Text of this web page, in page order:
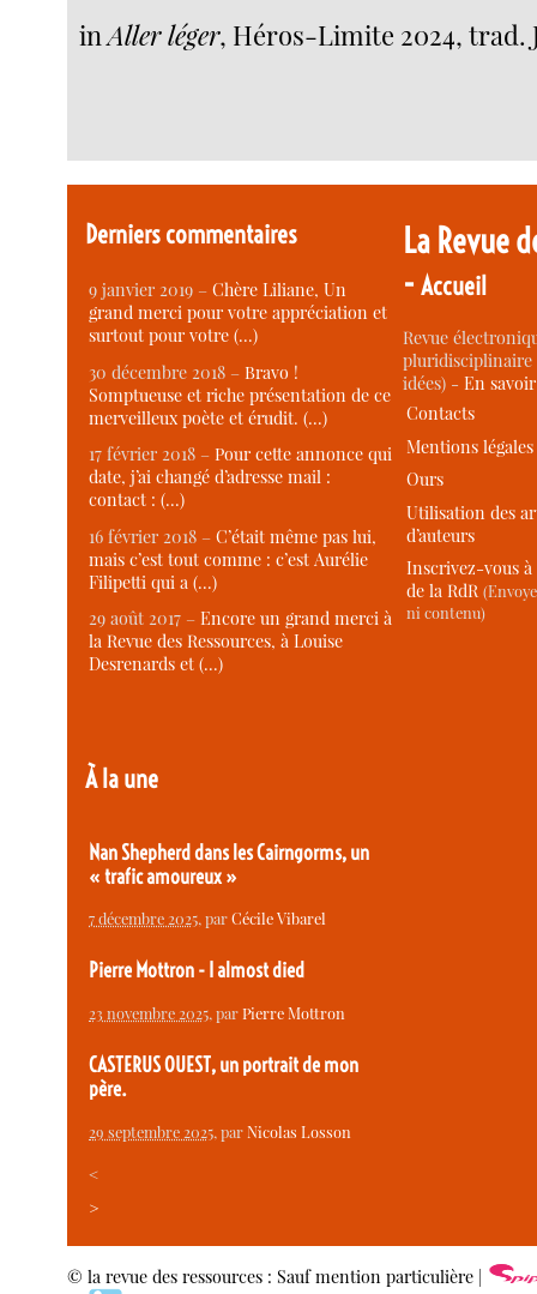
inAller léger, Héros-Limite 2024, trad.
Derniers commentaires
9 janvier 2019 –Chère Liliane, Un
grand merci pour votre appréciation et
surtout pour votre (…)
30 décembre 2018 –Bravo !
Somptueuse et riche présentation de ce
merveilleux poète et érudit. (…)
17 février 2018 –Pour cette annonce qui
date, j’ai changé d’adresse mail :
contact : (…)
16 février 2018 –C’était même pas lui,
mais c’est tout comme : c’est Aurélie
Filipetti qui a (…)
29 août 2017 –Encore un grand merci à
la Revue des Ressources, à Louise
Desrenards et (…)
À la une
Nan Shepherd dans les Cairngorms, un
« trafic amoureux »
7 décembre 2025, parCécile Vibarel
Pierre Mottron - I almost died
23 novembre 2025, parPierre Mottron
CASTERUS OUEST, un portrait de mon
père.
29 septembre 2025, parNicolas Losson
<
>
La Revue
-Accueil
Revue
idées) -En
Contacts
Mentions légales
Ours
Utilisation des
d’auteurs
Inscrivez-vous
de la RdR
ni contenu)
© la revue des ressources : Sauf mention particulière |